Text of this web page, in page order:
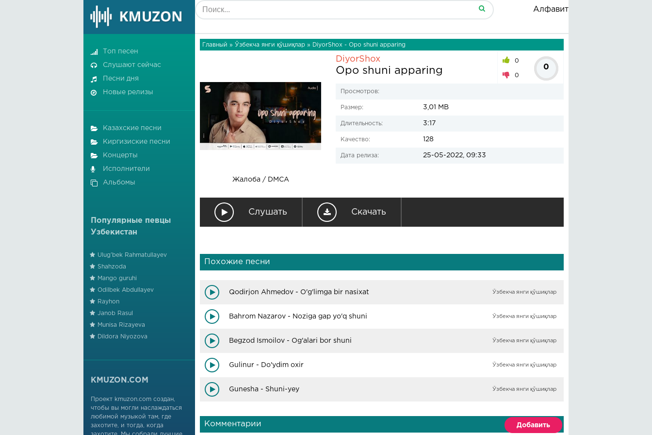
Алфавит
Главный » Ўзбекча янги қўшиқлар » DiyorShox - Opo shuni apparing
Жалоба / DMCA
DiyorShox
Opo shuni apparing
0
0
0
Просмотров:
Размер: 3,01 MB
Длительность: 3:17
Качество: 128
Дата релиза: 25-05-2022, 09:33
Слушать Скачать
Похожие песни
Qodirjon Ahmedov - O'g'limga bir nasixat Ўзбекча янги қўшиқлар
Bahrom Nazarov - Noziga gap yo'q shuni Ўзбекча янги қўшиқлар
Begzod Ismoilov - Og'alari bor shuni Ўзбекча янги қўшиқлар
Gulinur - Do'ydim oxir Ўзбекча янги қўшиқлар
Gunesha - Shuni-yey Ўзбекча янги қўшиқлар
Комментарии Добавить
Топ песен
Слушают сейчас
Песни дня
Новые релизы
Казахские песни
Киргизиские песни
Концерты
Исполнители
Альбомы
Популярные певцы
Узбекистан
Ulug'bek Rahmatullayev
Shahzoda
Mango guruhi
Odilbek Abdullayev
Rayhon
Janob Rasul
Munisa Rizayeva
Dildora Niyozova
KMUZON.COM
Проект kmuzon.com создан,
чтобы вы могли наслаждаться
любимой музыкой там, где
захотите, и тогда, когда